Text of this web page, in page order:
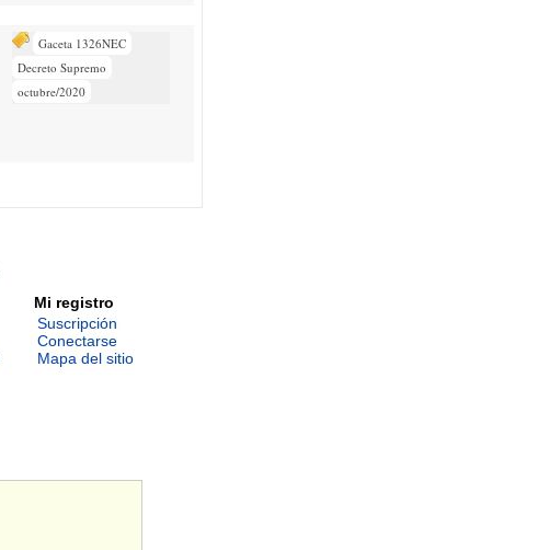
Gaceta 1326NEC
Decreto Supremo
octubre/2020
Mi registro
Suscripción
Conectarse
Mapa del sitio